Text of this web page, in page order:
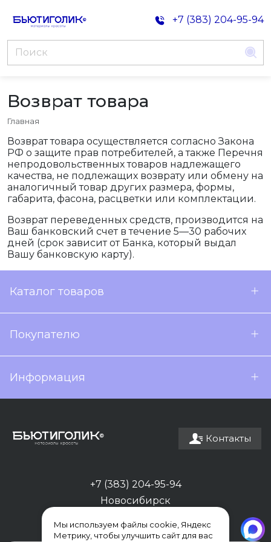
+7 (383) 204-95-94
Возврат товара
Главная
Возврат товара осуществляется согласно Закона
РФ о защите прав потребителей, а также Перечня
непродовольственных товаров надлежащего
качества, не подлежащих возврату или обмену на
аналогичный товар других размера, формы,
габарита, фасона, расцветки или комплектации.
Возврат переведенных средств, производится на
Ваш банковский счет в течение 5—30 рабочих
дней (срок зависит от Банка, который выдал
Вашу банковскую карту).
Каталог товаров
Покупателю
Информация
Контакты
+7 (383) 204-95-94
Новосибирск
Мы используем файлы cookie, Яндекс
Метрику, чтобы улучшить сайт для вас